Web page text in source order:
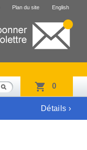
Plan du site English
0
Détails ›